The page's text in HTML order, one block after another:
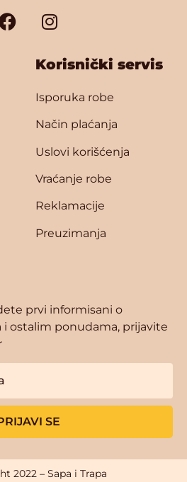
Korisnički servis
Isporuka robe
Način plaćanja
Uslovi korišćenja
Vraćanje robe
Reklamacije
Preuzimanja
prvi informisani o
ostalim ponudama, prijavite
SE
2022 – Sapa i Trapa